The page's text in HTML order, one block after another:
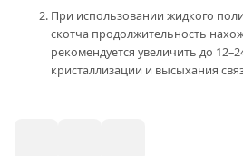
При использовании жидкого
скотча продолжительность
рекомендуется увеличить до
кристаллизации и высыхания